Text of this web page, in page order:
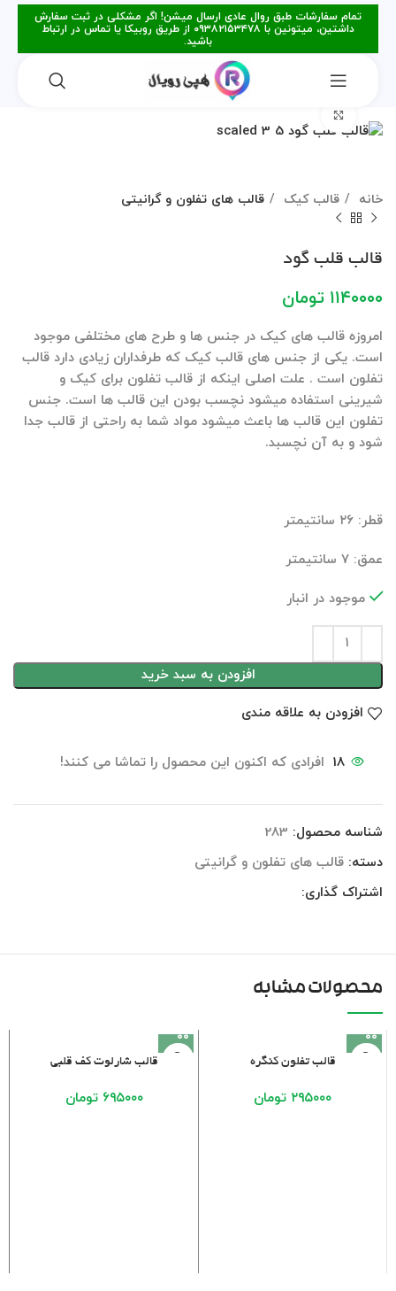
تمام سفارشات طبق روال عادی ارسال میشن! اگر مشکلی در ثبت سفارش
داشتین، میتونین با ۰۹۳۸۲۱۵۳۴۷۸ از طریق روبیکا یا تماس در ارتباط
باشید.
خانه قالب کیک قالب های تفلون و گرانیتی
قالب قلب گود
۱۱۴۰۰۰۰ تومان
امروزه قالب های کیک در جنس ها و طرح های مختلفی موجود
است. یکی از جنس های قالب کیک که طرفداران زیادی دارد قالب
تفلون است . علت اصلی اینکه از قالب تفلون برای کیک و
شیرینی استفاده میشود نچسب بودن این قالب ها است. جنس
تفلون این قالب ها باعث میشود مواد شما به راحتی از قالب جدا
شود و به آن نچسبد.
قطر: ۲۶ سانتیمتر
عمق: ۷ سانتیمتر
موجود در انبار
افزودن به سبد خرید
افزودن به علاقه مندی
18 افرادی که اکنون این محصول را تماشا می کنند!
شناسه محصول: 283
دسته: قالب های تفلون و گرانیتی
اشتراک گذاری:
محصولات مشابه
قالب تفلون کنگره
۲۹۵۰۰۰ تومان
قالب شارلوت کف قلبی
۶۹۵۰۰۰ تومان